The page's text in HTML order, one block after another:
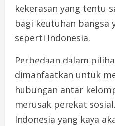
kekerasan yang tentu
bagi keutuhan bangsa
seperti Indonesia.
Perbedaan dalam
dimanfaatkan untuk
hubungan antar
merusak perekat
Indonesia yang kaya